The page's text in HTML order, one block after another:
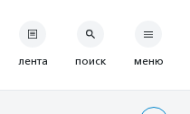
лента поиск меню